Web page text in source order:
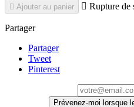
 Ajouter au panier  Rupture de
Partager
Partager
Tweet
Pinterest
Prévenez-moi lorsque